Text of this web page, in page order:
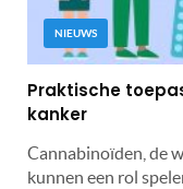
NIEUWS
Praktische
kanker
Cannabinoïden, de
kunnen een rol